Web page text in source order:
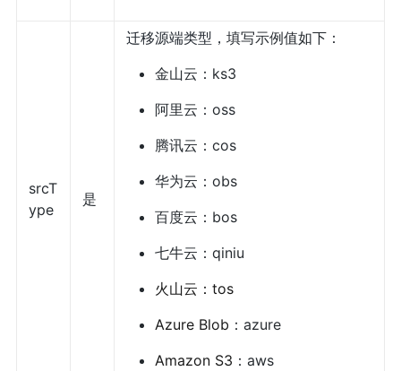
srcT
ype
是
迁移源端类型， 填写示例值如下：
金山云：ks3
阿里云：oss
腾讯云：cos
华为云：obs
百度云：bos
七牛云：qiniu
火山云：tos
Azure Blob ：azure
Amazon S3 ：aws